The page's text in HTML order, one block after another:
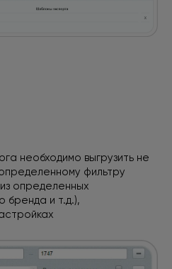
необходимо выгрузить не
фильтру
определенных
бренда и т.д.),